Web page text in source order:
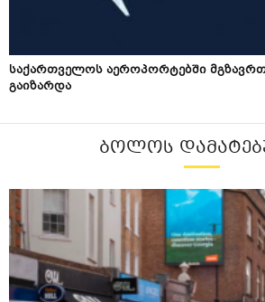
საქართველოს აეროპორტებში
გაიზარდა
ᲑᲝᲚᲝᲡ